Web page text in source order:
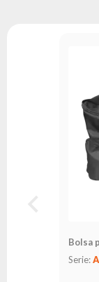
Bolsa
Serie: